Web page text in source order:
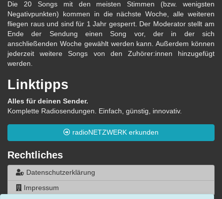
Die 20 Songs mit den meisten Stimmen (bzw. wenigsten
Negativpunkten) kommen in die nächste Woche, alle weiteren
fliegen raus und sind für 1 Jahr gesperrt. Der Moderator stellt am
Ende der Sendung einen Song vor, der in der sich
anschließenden Woche gewählt werden kann. Außerdem können
jederzeit weitere Songs von den Zuhörer:innen hinzugefügt
werden.
Linktipps
Alles für deinen Sender.
Komplette Radiosendungen. Einfach, günstig, innovativ.
radioNETZWERK erkunden
Rechtliches
Datenschutzerklärung
Impressum